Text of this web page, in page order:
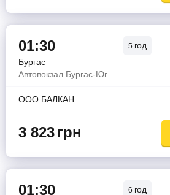
01:30 5 год
Бургас
Автовокзал Бургас-Юг
ООО БАЛКАН
3 823грн
01:30 6 год